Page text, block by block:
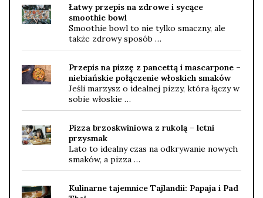
Łatwy przepis na zdrowe i sycące
smoothie bowl
Smoothie bowl to nie tylko smaczny, ale
także zdrowy sposób …
Przepis na pizzę z pancettą i mascarpone –
niebiańskie połączenie włoskich smaków
Jeśli marzysz o idealnej pizzy, która łączy w
sobie włoskie …
Pizza brzoskwiniowa z rukolą – letni
przysmak
Lato to idealny czas na odkrywanie nowych
smaków, a pizza …
Kulinarne tajemnice Tajlandii: Papaja i Pad